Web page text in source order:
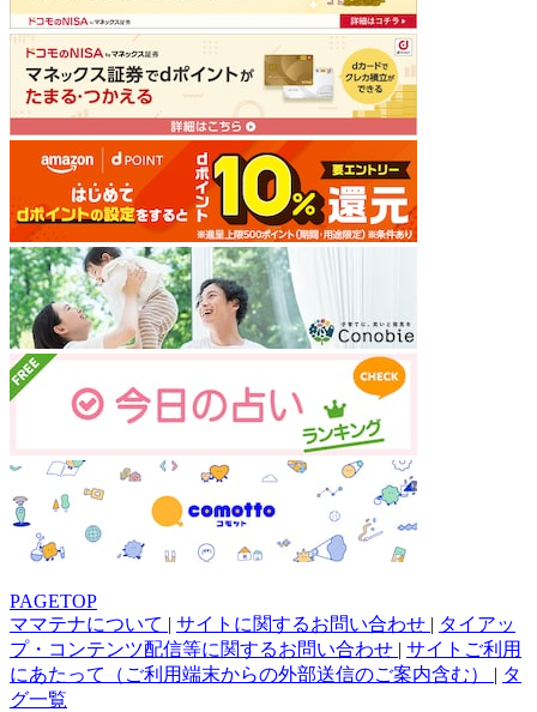
PAGETOP
ママテナについて | サイトに関するお問い合わせ | タイアッ
プ・コンテンツ配信等に関するお問い合わせ | サイトご利用
にあたって（ご利用端末からの外部送信のご案内含む） | タ
グ一覧